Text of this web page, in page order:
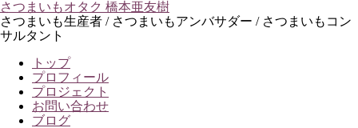
コ
ン
テ
さつまいもオタク 橋本亜友樹
さつまいも生産者 / さつまいもアンバサダー / さつまいもコン
サルタント
トップ
プロフィール
プロジェクト
お問い合わせ
ブログ